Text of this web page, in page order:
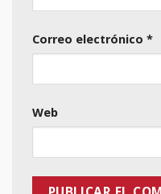
Correo electrónico *
Web